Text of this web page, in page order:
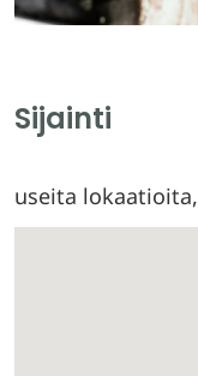
Sijainti
useita